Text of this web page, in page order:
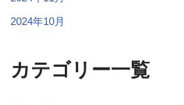
2024年10月
カテゴリー一覧